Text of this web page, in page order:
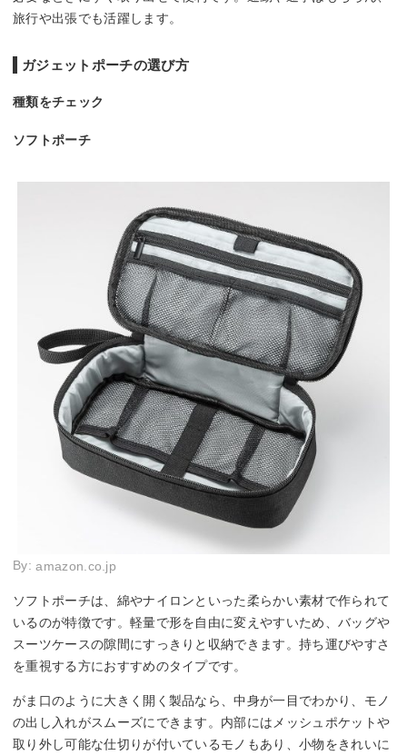
旅行や出張でも活躍します。
ガジェットポーチの選び方
種類をチェック
ソフトポーチ
By:amazon.co.jp
ソフトポーチは、綿やナイロンといった柔らかい素材で作られて
いるのが特徴です。軽量で形を自由に変えやすいため、バッグや
スーツケースの隙間にすっきりと収納できます。持ち運びやすさ
を重視する方におすすめのタイプです。
がま口のように大きく開く製品なら、中身が一目でわかり、モノ
の出し入れがスムーズにできます。内部にはメッシュポケットや
取り外し可能な仕切りが付いているモノもあり、小物をきれいに